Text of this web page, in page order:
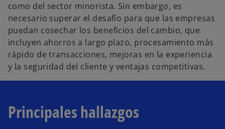
como del sector minorista. Sin embargo, es
necesario superar el desafío para que las empresas
puedan cosechar los beneficios del cambio, que
incluyen ahorros a largo plazo, procesamiento más
rápido de transacciones, mejoras en la experiencia
y la seguridad del cliente y ventajas competitivas.
Principales hallazgos